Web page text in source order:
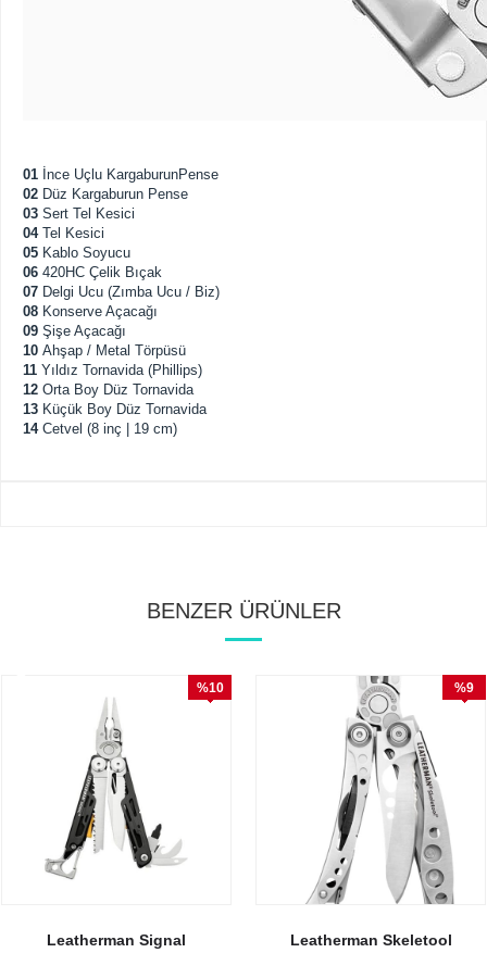
01 İnce Uçlu KargaburunPense
02 Düz Kargaburun Pense
03 Sert Tel Kesici
04Tel Kesici
05 Kablo Soyucu
06 420HC Çelik Bıçak
07 Delgi Ucu (Zımba Ucu / Biz)
08 Konserve Açacağı
09 Şişe Açacağı
10 Ahşap / Metal Törpüsü
11 Yıldız Tornavida (Phillips)
12 Orta Boy Düz Tornavida
13 Küçük Boy Düz Tornavida
14Cetvel (8 inç | 19 cm)
BENZER ÜRÜNLER
Leatherman Signal
%10
Leatherman Skeletool
%9